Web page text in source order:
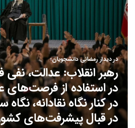
در دیدار رمضانی دانشجویان؛
رهبر انقلاب: عدالت، نفی
در استفاده از
در کنار نگاه نقادانه، نگاه
در قبال پیشرفت‌ها‌ی